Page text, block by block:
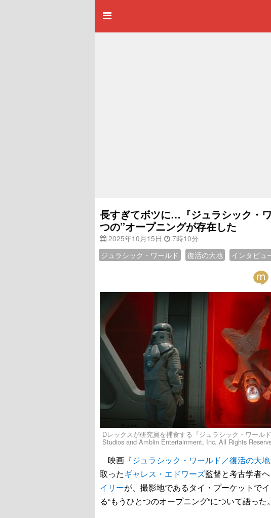
長すぎてボツに…『ジュラシック・
つの”オープニングが存在した
2025年10月15日
7時10分
ジュラシック・ワールド
復活の大地 インタビュ
Dレックスが研究員を捕食する『ジュラシック・ワール
Studios and Amblin Entertainment, Inc. All Rights
映画『ジュラシック・ワールド／復活の大地
取ったギャレス・エドワーズ監督と考古学者
イリーが、撮影地であるタイ・プーケットで
る“もうひとつのオープニング”について語った。